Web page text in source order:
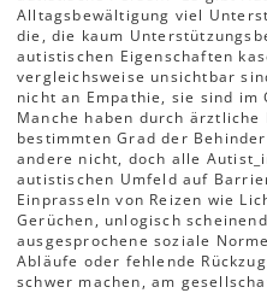
Alltagsbewältigung viel
die, die kaum
autistischen Eigenschaften
vergleichsweise unsichtbar
nicht an Empathie, sie sind im
Manche haben durch ärztliche
bestimmten Grad der
andere nicht, doch alle
autistischen Umfeld auf
Einprasseln von Reizen wie
Gerüchen, unlogisch
ausgesprochene soziale
Abläufe oder fehlende
schwer machen, am